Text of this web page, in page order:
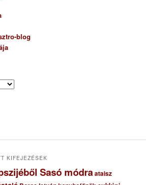
blog
KIFEJEZÉSEK
Sasó módraataisz